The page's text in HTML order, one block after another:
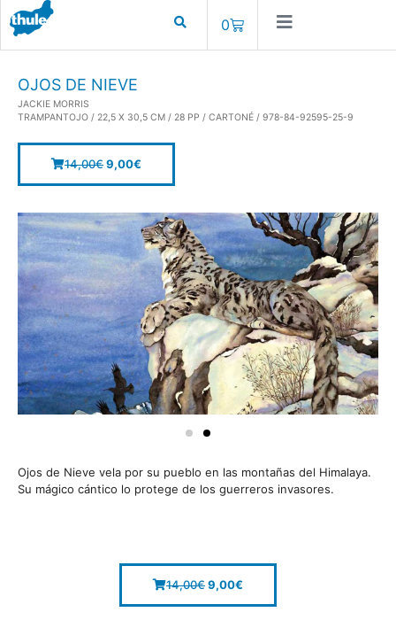
0
OJOS DE NIEVE
JACKIE MORRIS
TRAMPANTOJO / 22,5 X 30,5 CM / 28 PP / CARTONÉ / 978-84-92595-25-9
14,00€9,00€
Ojos de Nieve vela por su pueblo en las montañas del Himalaya.
Su mágico cántico lo protege de los guerreros invasores.
14,00€9,00€